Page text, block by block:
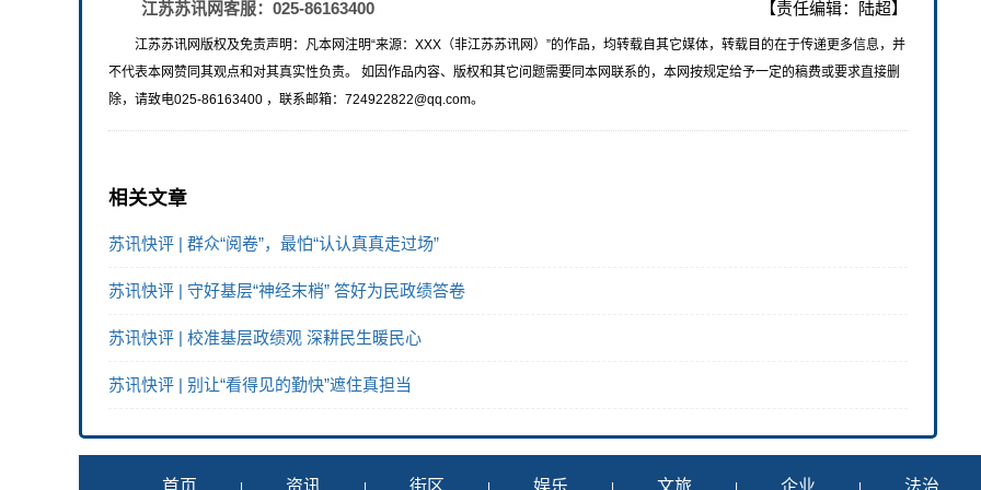
江苏苏讯网客服：025-86163400 【责任编辑：陆超】
江苏苏讯网版权及免责声明：凡本网注明“来源：XXX（非江苏苏讯网）”的作品，均转载自其它媒体，转载目的在于传递更多信息，并
不代表本网赞同其观点和对其真实性负责。 如因作品内容、版权和其它问题需要同本网联系的，本网按规定给予一定的稿费或要求直接删
除，请致电025-86163400 ，联系邮箱：724922822@qq.com。
相关文章
苏讯快评 | 群众“阅卷”，最怕“认认真真走过场”
苏讯快评 | 守好基层“神经末梢” 答好为民政绩答卷
苏讯快评 | 校准基层政绩观 深耕民生暖民心
苏讯快评 | 别让“看得见的勤快”遮住真担当
首页 资讯 街区 娱乐 文旅 企业 法治